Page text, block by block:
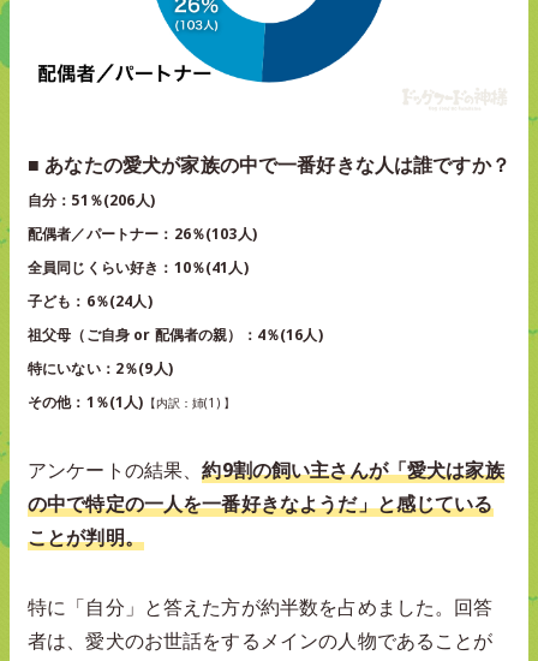
■ あなたの愛犬が家族の中で一番好きな人は誰ですか？
自分：51％(206人)
配偶者／パートナー：26％(103人)
全員同じくらい好き：10％(41人)
子ども：6％(24人)
祖父母（ご自身 or 配偶者の親）：4％(16人)
特にいない：2％(9人)
その他：1％(1人) 【内訳：姉(1) 】
アンケートの結果、約9割の飼い主さんが「愛犬は家族
の中で特定の一人を一番好きなようだ」と感じている
ことが判明。
特に「自分」と答えた方が約半数を占めました。回答
者は、愛犬のお世話をするメインの人物であることが